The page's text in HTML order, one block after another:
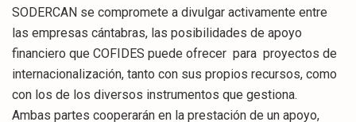
SODERCAN se compromete a divulgar activamente entre
las empresas cántabras, las posibilidades de apoyo
financiero que COFIDES puede ofrecer para proyectos de
internacionalización, tanto con sus propios recursos, como
con los de los diversos instrumentos que gestiona.
Ambas partes cooperarán en la prestación de un apoyo,